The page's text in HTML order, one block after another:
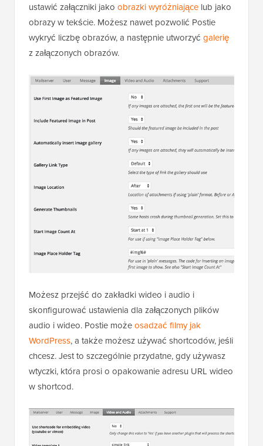
ustawić załączniki jako obrazki wyróżniające lub jako
obrazy w tekście. Możesz nawet pozwolić Postie
wykryć liczbę obrazów, a następnie utworzyć galerię
z załączonych obrazów.
Możesz przejść do zakładki wideo i audio i
skonfigurować ustawienia dla załączonych plików
audio i wideo. Postie możeosadzać filmy jak
WordPress, a także możesz używać shortcodów, jeśli
chcesz. Jest to szczególnie przydatne, gdy używasz
wtyczki, która prosi o opakowanie adresu URL wideo
w shortcod.